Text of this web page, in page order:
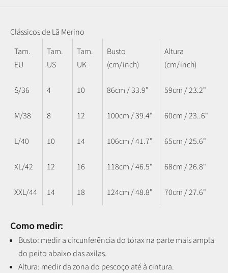
Clássicos de Lã Merino
Tam.
EU
Tam.
US
Tam.
UK
Busto
(cm/inch)
Altura
(cm/inch)
S/36 4 10 86cm / 33.9" 59cm / 23.2"
M/38 8 12 100cm / 39.4" 60cm / 23..6"
L/40 10 14 106cm / 41.7" 65cm / 25.6"
XL/42 12 16 118cm / 46.5" 68cm / 26.8"
XXL/44 14 18 124cm / 48.8" 70cm / 27.6"
Como medir:
Busto: medir a circunferência do tórax na parte mais ampla
do peito abaixo das axilas.
Altura: medir da zona do pescoço até à cintura.